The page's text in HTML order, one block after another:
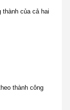
của cả hai
thành công